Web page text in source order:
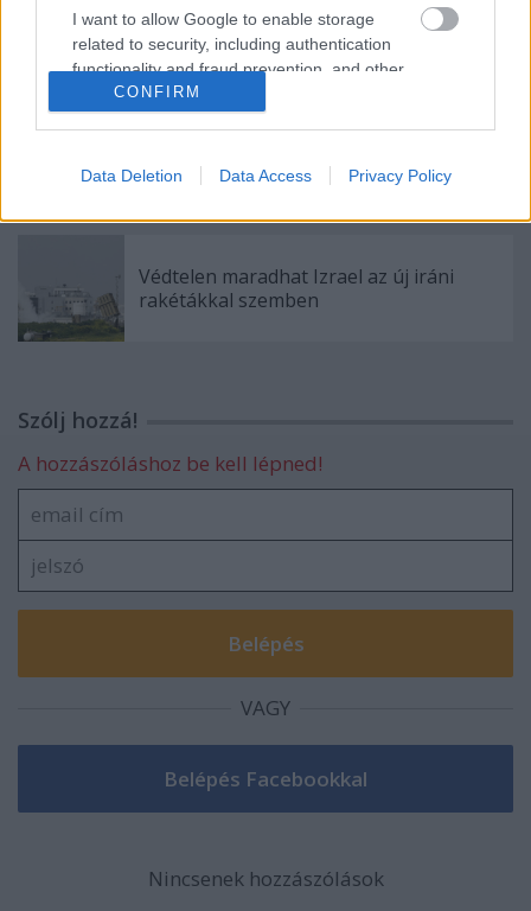
I want to allow Google to enable storage
related to security, including authentication
functionality and fraud prevention, and other
user protection.
CONFIRM
Data Deletion Data Access Privacy Policy
A szudáni kormány felfüggesztette a
Vöröskereszt működését
szíreket
Védtelen maradhat Izrael az új iráni
rakétákkal szemben
Szólj hozzá!
A hozzászóláshoz be kell lépned!
VAGY
Nincsenek hozzászólások